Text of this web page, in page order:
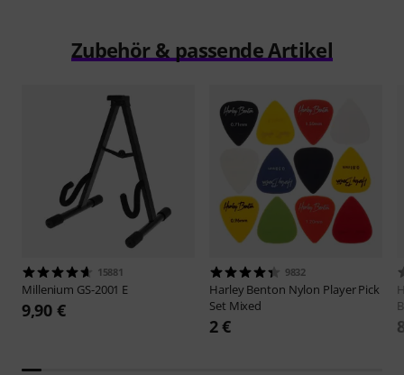
Zubehör & passende Artikel
15881
Millenium GS-2001 E
9,90 €
9832
Harley Benton Nylon Player Pick
Set Mixed
2 €